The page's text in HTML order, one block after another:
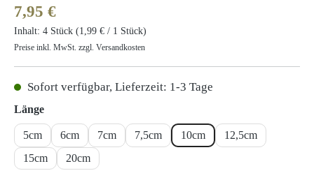
Regulärer Preis:
7,95 €
Inhalt: 4 Stück (1,99 € / 1 Stück)
Preise inkl. MwSt. zzgl. Versandkosten
Sofort verfügbar, Lieferzeit: 1-3 Tage
Längeauswählen
5cm 6cm 7cm 7,5cm 10cm
12,5cm
15cm
20cm